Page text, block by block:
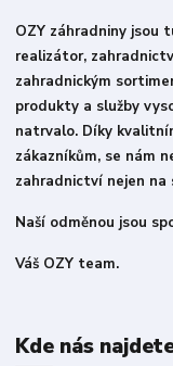
OZY záhradniny jsou
realizátor,
zahradnickým
produkty a služby
natrvalo. Díky
zákazníkům, se nám
zahradnictví nejen na
Naší odměnou jsou
Váš OZY team.
Kde nás